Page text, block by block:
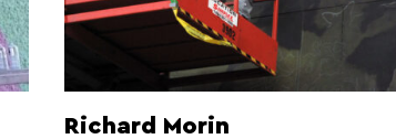
Richard Morin